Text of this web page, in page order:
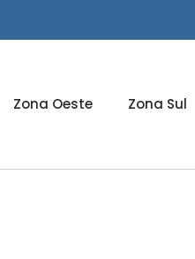
Zona Oeste Zona Sul